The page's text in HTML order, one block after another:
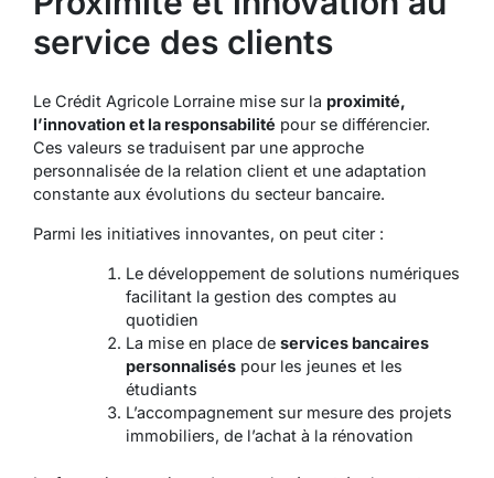
service des clients
Le Crédit Agricole Lorraine mise sur la proximité,
l’innovation et la responsabilité pour se différencier.
Ces valeurs se traduisent par une approche
personnalisée de la relation client et une adaptation
constante aux évolutions du secteur bancaire.
Parmi les initiatives innovantes, on peut citer :
Le développement de solutions numériques
facilitant la gestion des comptes au
quotidien
La mise en place de services bancaires
personnaliséspour les jeunes et les
étudiants
L’accompagnement sur mesure des projets
immobiliers, de l’achat à la rénovation